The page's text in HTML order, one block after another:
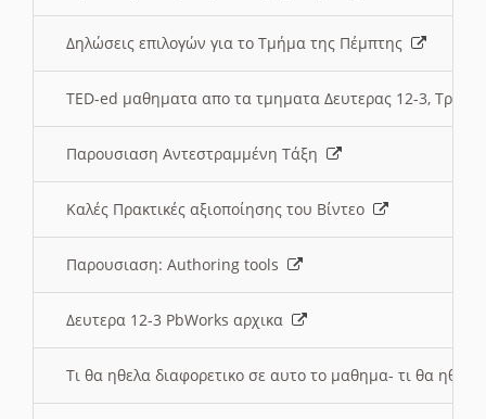
Δηλώσεις επιλογών για το Τμήμα της Πέμπτης
TED-ed μαθηματα απο τα τμηματα Δευτερας 12-3,
Παρουσιαση Αντεστραμμένη Τάξη
Καλές Πρακτικές αξιοποίησης του Βίντεο
Παρουσιαση: Authoring tools
Δευτερα 12-3 PbWorks αρχικα
Τι θα ηθελα διαφορετικο σε αυτο το μαθημα- τι θα